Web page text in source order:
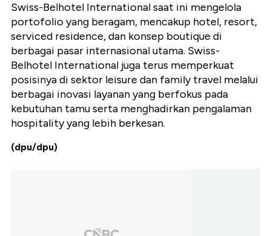
Swiss-Belhotel International saat ini mengelola
portofolio yang beragam, mencakup hotel, resort,
serviced residence, dan konsep boutique di
berbagai pasar internasional utama. Swiss-
Belhotel International juga terus memperkuat
posisinya di sektor leisure dan family travel melalui
berbagai inovasi layanan yang berfokus pada
kebutuhan tamu serta menghadirkan pengalaman
hospitality yang lebih berkesan.
(dpu/dpu)